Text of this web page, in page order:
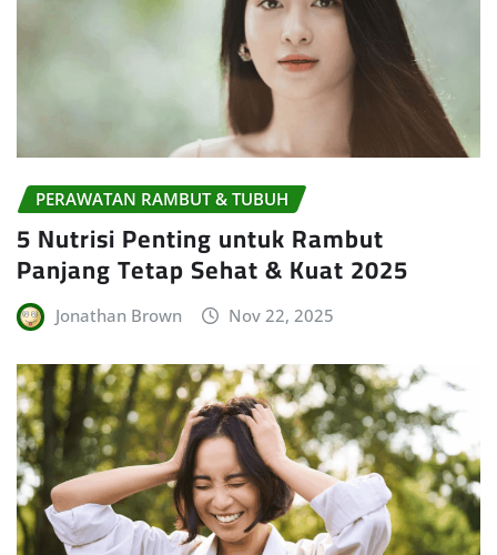
PERAWATAN RAMBUT & TUBUH
5 Nutrisi Penting untuk Rambut
Panjang Tetap Sehat & Kuat 2025
Jonathan Brown Nov 22, 2025